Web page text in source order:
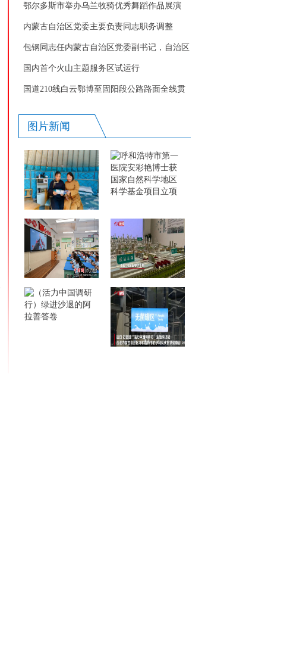
幕
鄂尔多斯市举办乌兰牧骑优秀舞蹈作品展演
内蒙古自治区党委主要负责同志职务调整
包钢同志任内蒙古自治区党委副书记，自治区
人民政府党组书记
国内首个火山主题服务区试运行
国道210线白云鄂博至固阳段公路路面全线贯
图片新闻